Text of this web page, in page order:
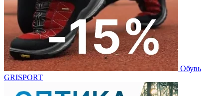
Обувь
GRISPORT